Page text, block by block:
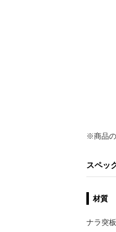
※商品の
スペッ
材質
ナラ突